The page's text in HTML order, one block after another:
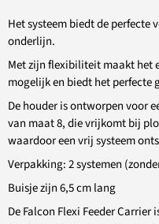
Het systeem biedt de perfecte
onderlijn.
Met zijn flexibiliteit maakt het
mogelijk en biedt het perfecte
De houder is ontworpen voor
van maat 8, die vrijkomt bij
waardoor een vrij systeem
Verpakking: 2 systemen
Buisje zijn 6,5 cm lang
De Falcon Flexi Feeder